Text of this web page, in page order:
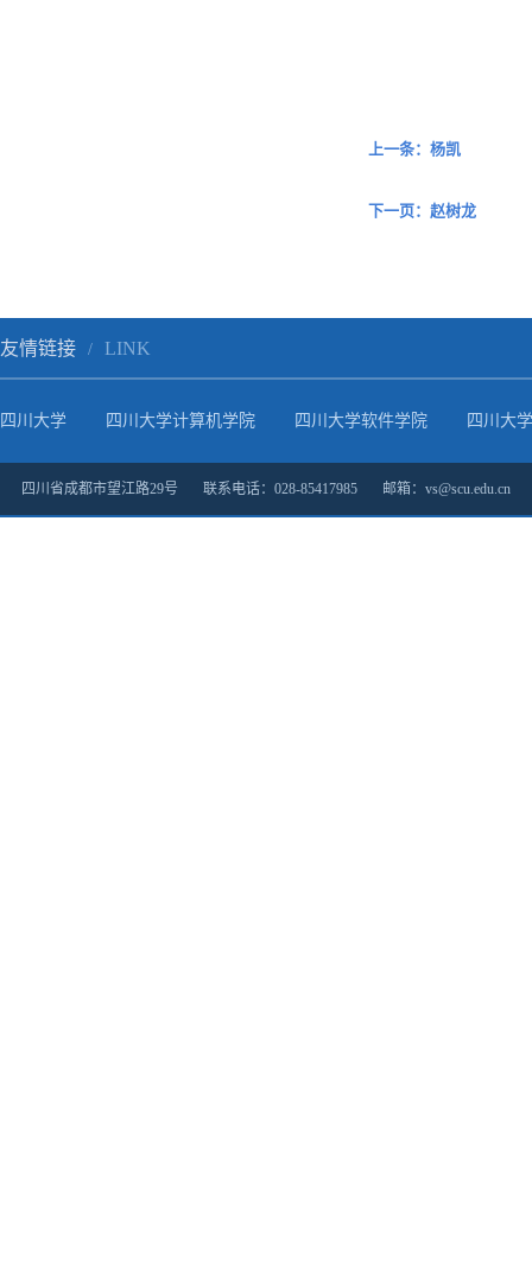
上一条：杨凯
下一页：赵树龙
友情链接 / LINK
四川大学 四川大学计算机学院 四川大学软件学院 四川大
四川省成都市望江路29号 联系电话：028-85417985 邮箱：vs@scu.edu.cn